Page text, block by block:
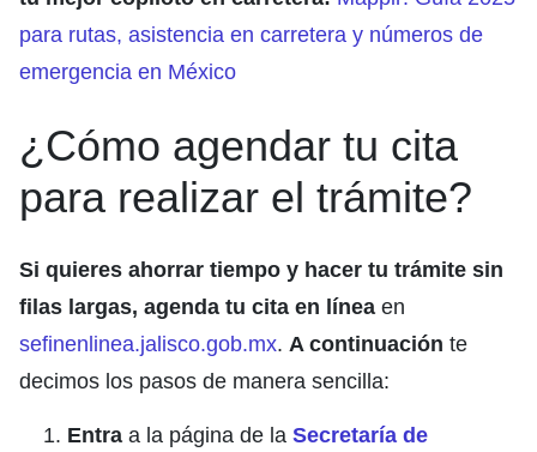
para rutas, asistencia en carretera y números de
emergencia en México
¿Cómo agendar tu cita
para realizar el trámite?
Si quieres ahorrar tiempo y hacer tu trámite sin
filas largas, agenda tu cita en línea en
sefinenlinea.jalisco.gob.mx. A continuación te
decimos los pasos de manera sencilla:
Entra a la página de la Secretaría de